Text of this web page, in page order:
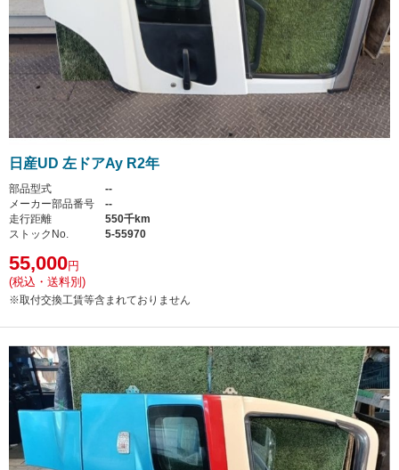
日産UD 左ドアAy R2年
部品型式
--
メーカー部品番号
--
走行距離
550千km
ストックNo.
5-55970
55,000円
(税込・送料別)
※取付交換工賃等含まれておりません